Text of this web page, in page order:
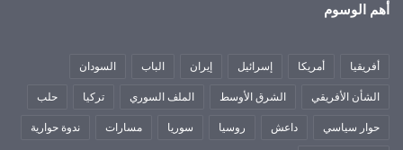
أهم الوسوم
أفريقيا أمريكا إسرائيل إيران الباب السودان
الشأن الأفريقي الشرق الأوسط الملف السوري تركيا حلب
حوار سياسي داعش روسيا سوريا مسارات ندوة حوارية